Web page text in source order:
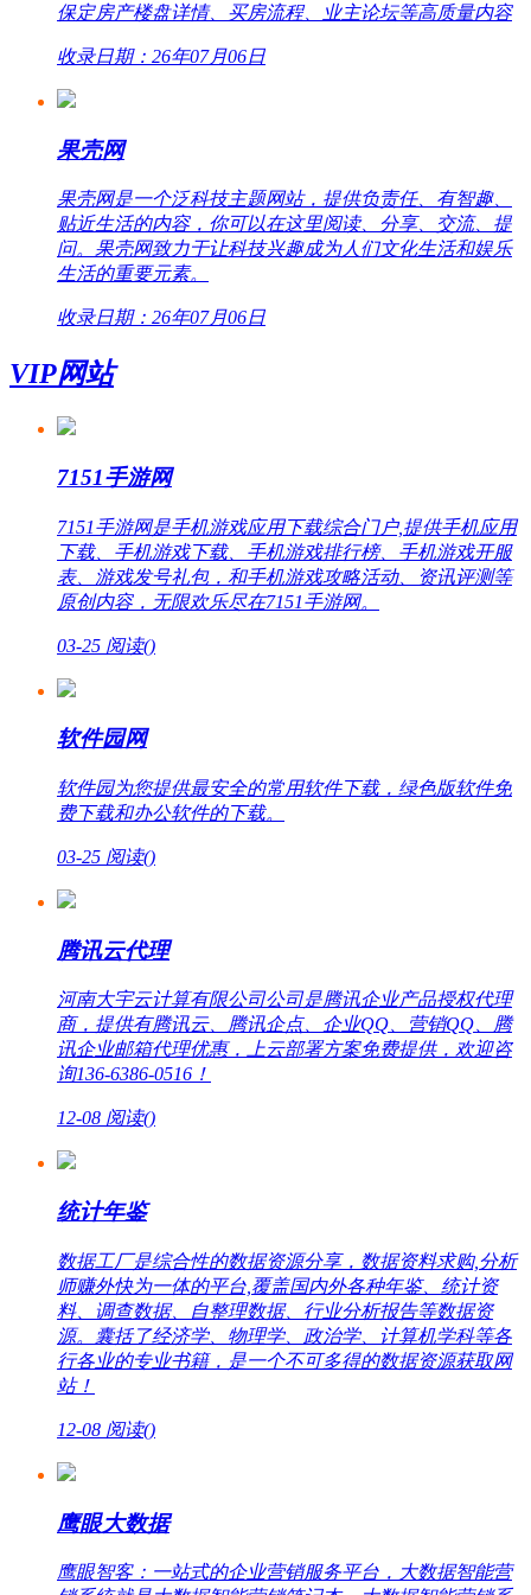
保定房产楼盘详情、买房流程、业主论坛等高质量内容
收录日期：26年07月06日
果壳网
果壳网是一个泛科技主题网站，提供负责任、有智趣、
贴近生活的内容，你可以在这里阅读、分享、交流、提
问。果壳网致力于让科技兴趣成为人们文化生活和娱乐
生活的重要元素。
收录日期：26年07月06日
VIP网站
7151手游网
7151手游网是手机游戏应用下载综合门户,提供手机应用
下载、手机游戏下载、手机游戏排行榜、手机游戏开服
表、游戏发号礼包，和手机游戏攻略活动、资讯评测等
原创内容，无限欢乐尽在7151手游网。
03-25 阅读()
软件园网
软件园为您提供最安全的常用软件下载，绿色版软件免
费下载和办公软件的下载。
03-25 阅读()
腾讯云代理
河南大宇云计算有限公司公司是腾讯企业产品授权代理
商，提供有腾讯云、腾讯企点、企业QQ、营销QQ、腾
讯企业邮箱代理优惠，上云部署方案免费提供，欢迎咨
询136-6386-0516！
12-08 阅读()
统计年鉴
数据工厂是综合性的数据资源分享，数据资料求购,分析
师赚外快为一体的平台,覆盖国内外各种年鉴、统计资
料、调查数据、自整理数据、行业分析报告等数据资
源。囊括了经济学、物理学、政治学、计算机学科等各
行各业的专业书籍，是一个不可多得的数据资源获取网
站！
12-08 阅读()
鹰眼大数据
鹰眼智客：一站式的企业营销服务平台，大数据智能营